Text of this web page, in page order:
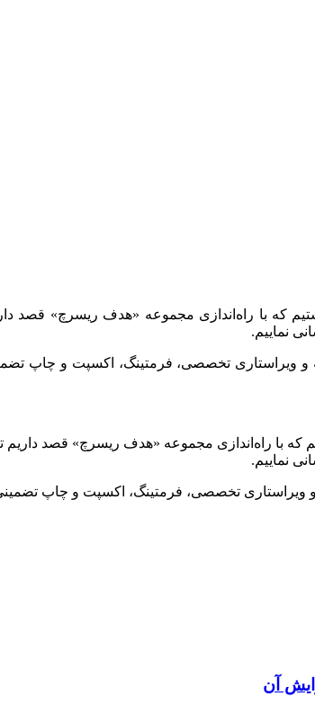
که با راه‌اندازی مجموعه «هدف ریسرچ» قصد
نماییم.
ویراستاری تخصصی، فرمتینگ، اکسپت و چاپ
که با راه‌اندازی مجموعه «هدف ریسرچ» قصد
نماییم.
تخصصی، فرمتینگ، اکسپت و چاپ تضمینی
آن